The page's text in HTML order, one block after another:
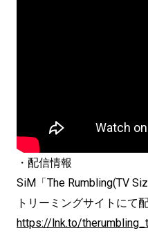
・配信情報
SiM「The Rumbling(TV
トリーミングサイトにて
https://lnk.to/